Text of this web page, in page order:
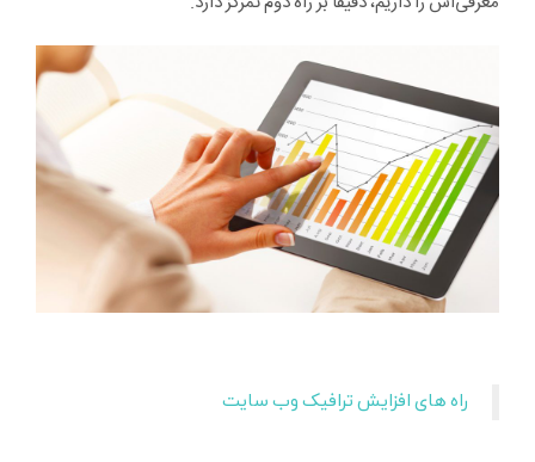
راه های افزایش ترافیک وب سایت